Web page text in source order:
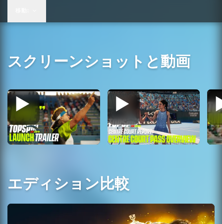
スクリーンショットと動画
エディション比較